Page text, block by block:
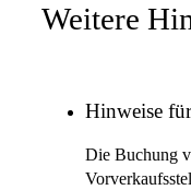
Weitere
Hinweise
Die Buchung